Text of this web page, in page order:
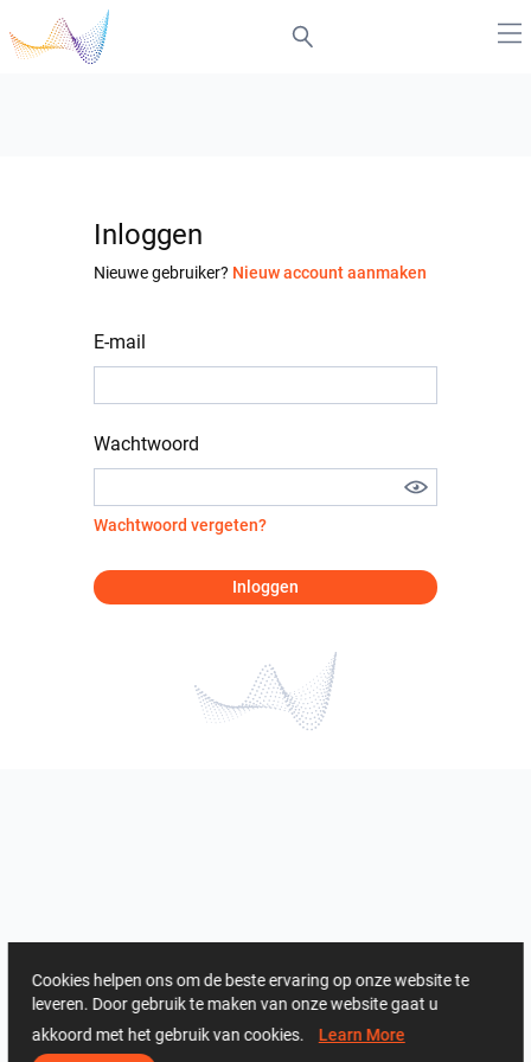
Inloggen
Nieuwe gebruiker? Nieuw account aanmaken
E-mail
Wachtwoord
Wachtwoord vergeten?
Inloggen
Cookies helpen ons om de beste ervaring op onze website te
leveren. Door gebruik te maken van onze website gaat u
akkoord met het gebruik van cookies. Learn More